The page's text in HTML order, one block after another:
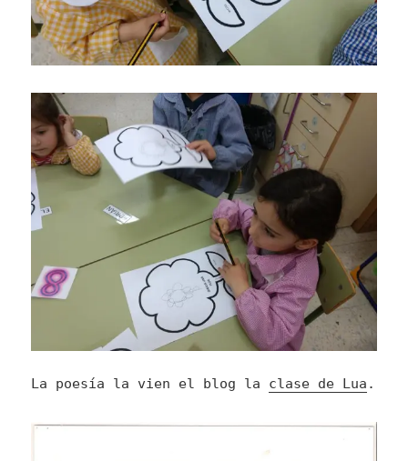
La poesía la vien el blog la clase de Lua .